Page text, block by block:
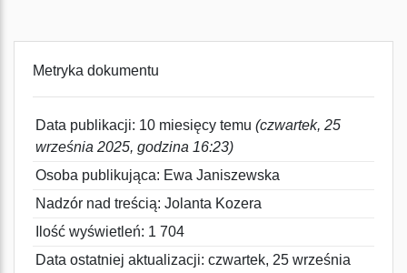
Metryka dokumentu
Data publikacji: 10 miesięcy temu (czwartek, 25
września 2025, godzina 16:23)
Osoba publikująca: Ewa Janiszewska
Nadzór nad treścią: Jolanta Kozera
Ilość wyświetleń: 1 704
Data ostatniej aktualizacji: czwartek, 25 września